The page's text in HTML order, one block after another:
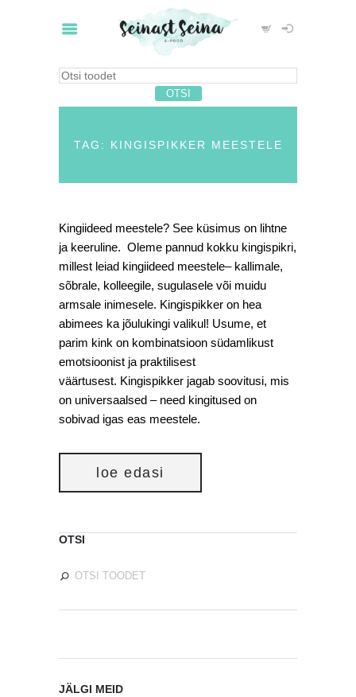
TAG: KINGISPIKKER MEESTELE
Kingiideed meestele? See küsimus on lihtne
ja keeruline. Oleme pannud kokku kingispikri,
millest leiad kingiideed meestele– kallimale,
sõbrale, kolleegile, sugulasele või muidu
armsale inimesele. Kingispikker on hea
abimees ka jõulukingi valikul! Usume, et
parim kink on kombinatsioon südamlikust
emotsioonist ja praktilisest
väärtusest. Kingispikker jagab soovitusi, mis
on universaalsed – need kingitused on
sobivad igas eas meestele.
loe edasi
OTSI
JÄLGI MEID